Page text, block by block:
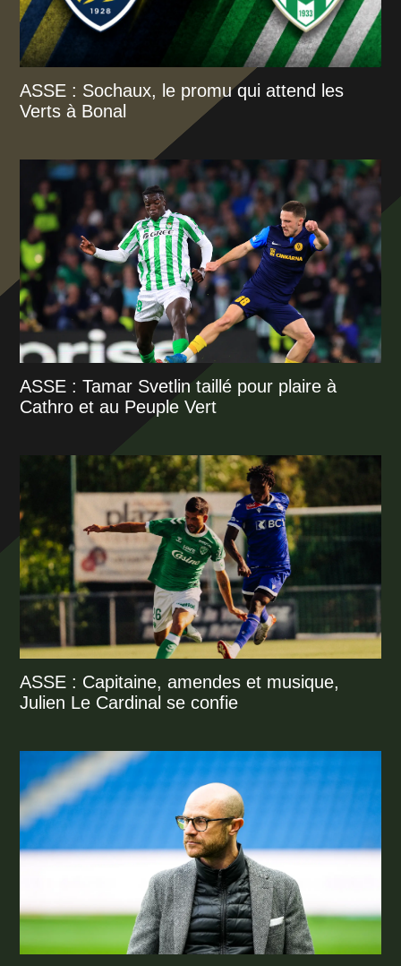
ASSE : Sochaux, le promu qui attend les
Verts à Bonal
ASSE : Tamar Svetlin taillé pour plaire à
Cathro et au Peuple Vert
ASSE : Capitaine, amendes et musique,
Julien Le Cardinal se confie